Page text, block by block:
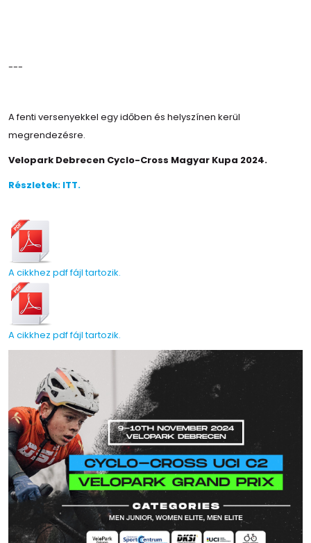
---
A fenti versenyekkel egy időben és helyszínen kerül
megrendezésre.
Velopark Debrecen Cyclo-Cross Magyar Kupa 2024.
Részletek: ITT.
A cikkhez pdf fájl tartozik.
A cikkhez pdf fájl tartozik.